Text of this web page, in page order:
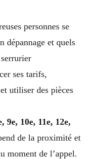
personnes se
dépannage et quels
ses tarifs,
utiliser des pièces
9e, 10e, 11e, 12e,
de la proximité et
moment de l’appel.